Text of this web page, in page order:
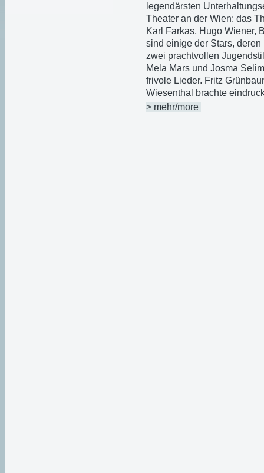
legendärsten
Theater an der Wien: das
Karl Farkas, Hugo Wiener,
sind einige der Stars,
zwei prachtvollen
Mela Mars und Josma
frivole Lieder. Fritz
Wiesenthal brachte
> mehr/more